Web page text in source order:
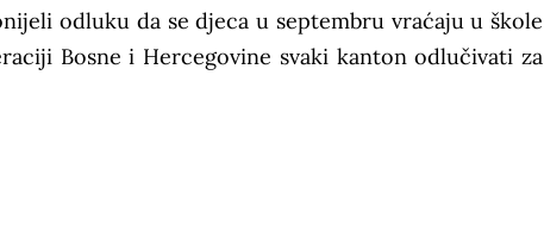
odluku da se djeca u septembru vraćaju u škole
Bosne i Hercegovine svaki kanton odlučivati za